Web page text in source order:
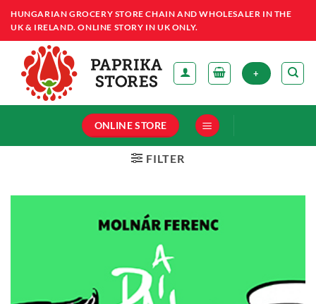
Skip
content
HUNGARIAN GROCERY STORE CHAIN AND WHOLESALER IN THE
UK & IRELAND. ONLINE STORY IN UK ONLY.
+
ONLINE STORE
FILTER